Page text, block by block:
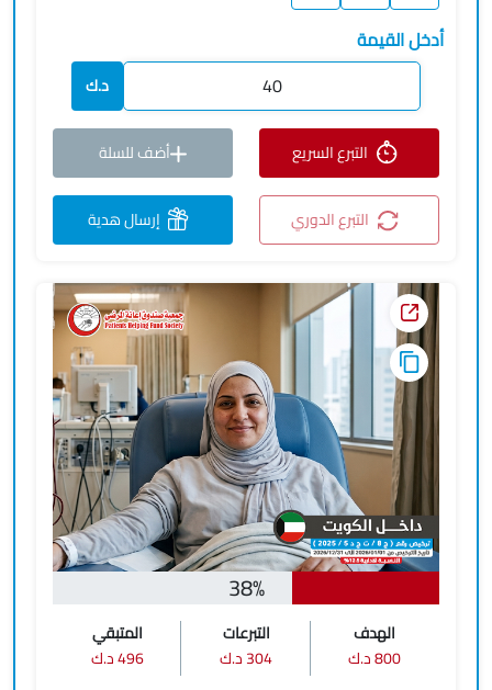
أدخل القيمة
د.ك
التبرع السريع أضف للسلة
التبرع الدوري إرسال هدية
38%
الهدف
800 د.ك
التبرعات
304 د.ك
المتبقي
496 د.ك